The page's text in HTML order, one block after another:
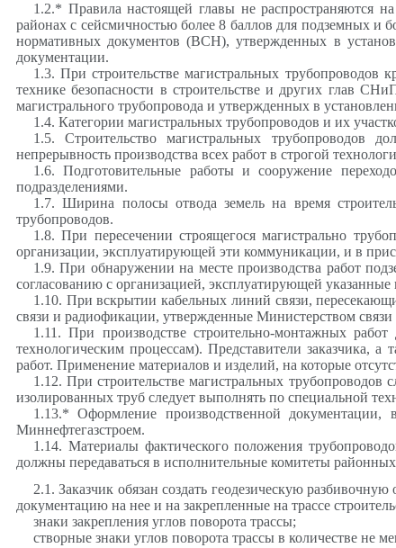
1.2.* Правила настоящей главы не распространяются
районах с сейсмичностью более 8 баллов для подземных и
нормативных документов (ВСН), утвержденных в
документации.
1.3. При строительстве магистральных трубопроводов
технике безопасности в строительстве и других глав
магистрального трубопровода и утвержденных в
1.4. Категории магистральных трубопроводов и их
1.5. Строительство магистральных трубопроводов
непрерывность производства всех работ в строгой
1.6. Подготовительные работы и сооружение
подразделениями.
1.7. Ширина полосы отвода земель на время
трубопроводов.
1.8. При пересечении строящегося магистрально
организации, эксплуатирующей эти коммуникации, и в
1.9. При обнаружении на месте производства работ
согласованию с организацией, эксплуатирующей
1.10. При вскрытии кабельных линий связи,
связи и радиофикации, утвержденные Министерством
1.11. При производстве строительно-монтажных
технологическим процессам). Представители заказчика,
работ. Применение материалов и изделий, на которые
1.12. При строительстве магистральных
изолированных труб следует выполнять по специальной
1.13.* Оформление производственной документации,
Миннефтегазстроем.
1.14. Материалы фактического положения
должны передаваться в исполнительные комитеты
2.1. Заказчик обязан создать геодезическую
документацию на нее и на закрепленные на трассе
знаки закрепления углов поворота трассы;
створные знаки углов поворота трассы в количестве не